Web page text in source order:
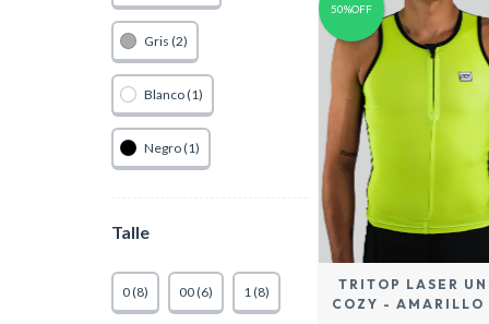
Gris (2)
Blanco (1)
Negro (1)
Talle
0 (8) 00 (6) 1 (8)
50%OFF
TRITOP LASER
COZY - AMARILLO